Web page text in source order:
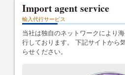
Import agent service
輸入代行サービス
当社は独自のネットワークにより
行しております。 下記サイトから
らせください。